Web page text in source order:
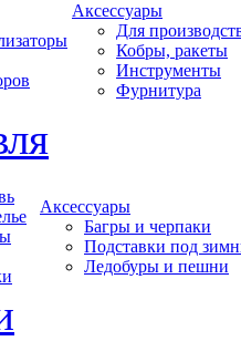
Аксессуары
Для
Кобры, ракеты
Инструменты
Фурнитура
Аксессуары
Багры и черпаки
Подставки под
Ледобуры и пешни